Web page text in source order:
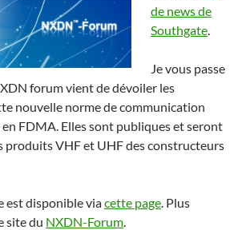
de news de
Southgate
Je vous passe
forum vient de dévoiler les
nouvelle norme de communication
FDMA. Elles sont publiques et seront
produits VHF et UHF des constructeurs
est disponible viacette page . Plus
site du NXDN-Forum